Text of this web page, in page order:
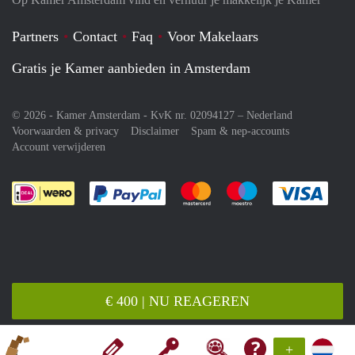
+
€ 400 | NU REAGEREN
Partners Contact Faq
Voor Makelaars
Gratis je Kamer aanbieden in Amsterdam
© 2026 - Kamer Amsterdam - KvK nr. 02094127 – Nederland
Voorwaarden & privacy
Disclaimer
Spam & nep-accounts
Account verwijderen
Je rekent gemakkelijk af met Paypal
Je rekent gemakkelijk af met
Je rekent